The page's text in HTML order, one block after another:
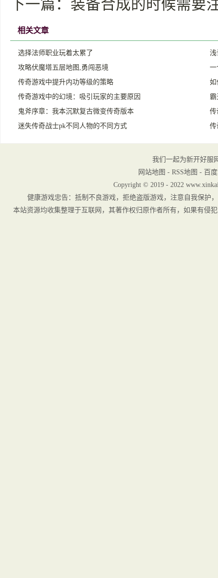
下一篇： 装备合成的时候需要
相关文章
选择法师职业玩着太累了
浅
攻略伏魔塔五层地图,勇闯恶境
一
传奇游戏中提升内功等级的策略
如
传奇游戏中的幻境：吸引玩家的主要原因
霸
鬼斧序章：我本沉默复古微变传奇版本
传
迷失传奇战士pk不同人物的不同方式
传
我们一起为新开好服
网站地图 - RSS地图 - 百
Copyright © 2019 - 2022
健康游戏忠告：抵制不良游戏，拒绝盗版游戏，注意自我保护
本站资源均收集整理于互联网，其著作权归原作者所有，如果有侵